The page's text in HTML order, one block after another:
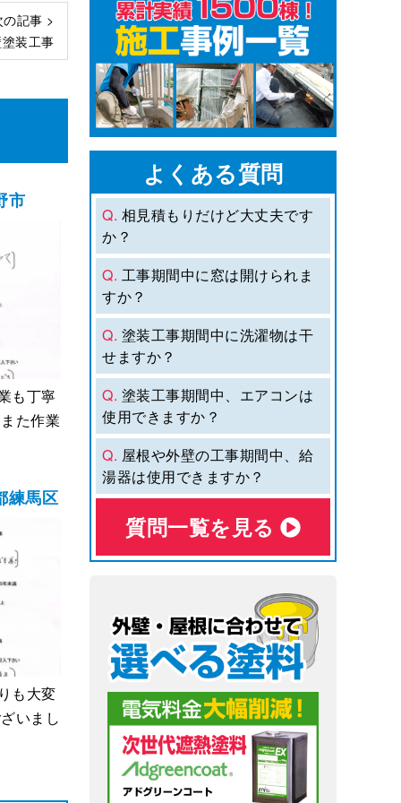
の記事 >
装工事
市
も丁寧
た作業
練馬区
も大変
いまし
よくある質問
Q. 相見積もりだけど大丈夫です
か？
Q. 工事期間中に窓は開けられま
すか？
Q. 塗装工事期間中に洗濯物は干
せますか？
Q. 塗装工事期間中、エアコンは
使用できますか？
Q. 屋根や外壁の工事期間中、給
湯器は使用できますか？
質問⼀覧を⾒る